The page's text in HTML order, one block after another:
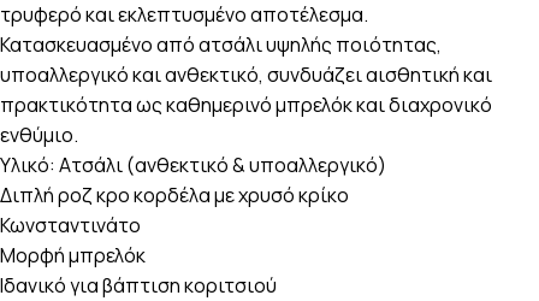
τρυφερό και εκλεπτυσμένο αποτέλεσμα.
Κατασκευασμένο από ατσάλι υψηλής ποιότητας,
υποαλλεργικό και ανθεκτικό, συνδυάζει αισθητική και
πρακτικότητα ως καθημερινό μπρελόκ και διαχρονικό
ενθύμιο.
Υλικό: Ατσάλι (ανθεκτικό & υποαλλεργικό)
Διπλή ροζ κρο κορδέλα με χρυσό κρίκο
Κωνσταντινάτο
Μορφή μπρελόκ
Ιδανικό για βάπτιση κοριτσιού